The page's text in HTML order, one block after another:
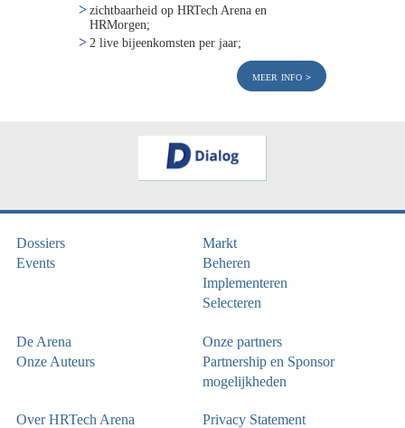
zichtbaarheid op HRTech Arena en
HRMorgen;
2 live bijeenkomsten per jaar;
meer info
Dossiers
Events
Markt
Beheren
Implementeren
Selecteren
De Arena
Onze Auteurs
Onze partners
Partnership en Sponsor
mogelijkheden
Over HRTech Arena Privacy Statement